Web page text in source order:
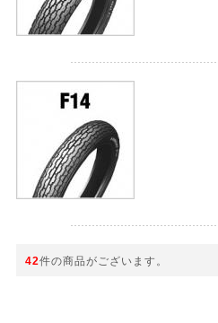
42件の商品がございます。